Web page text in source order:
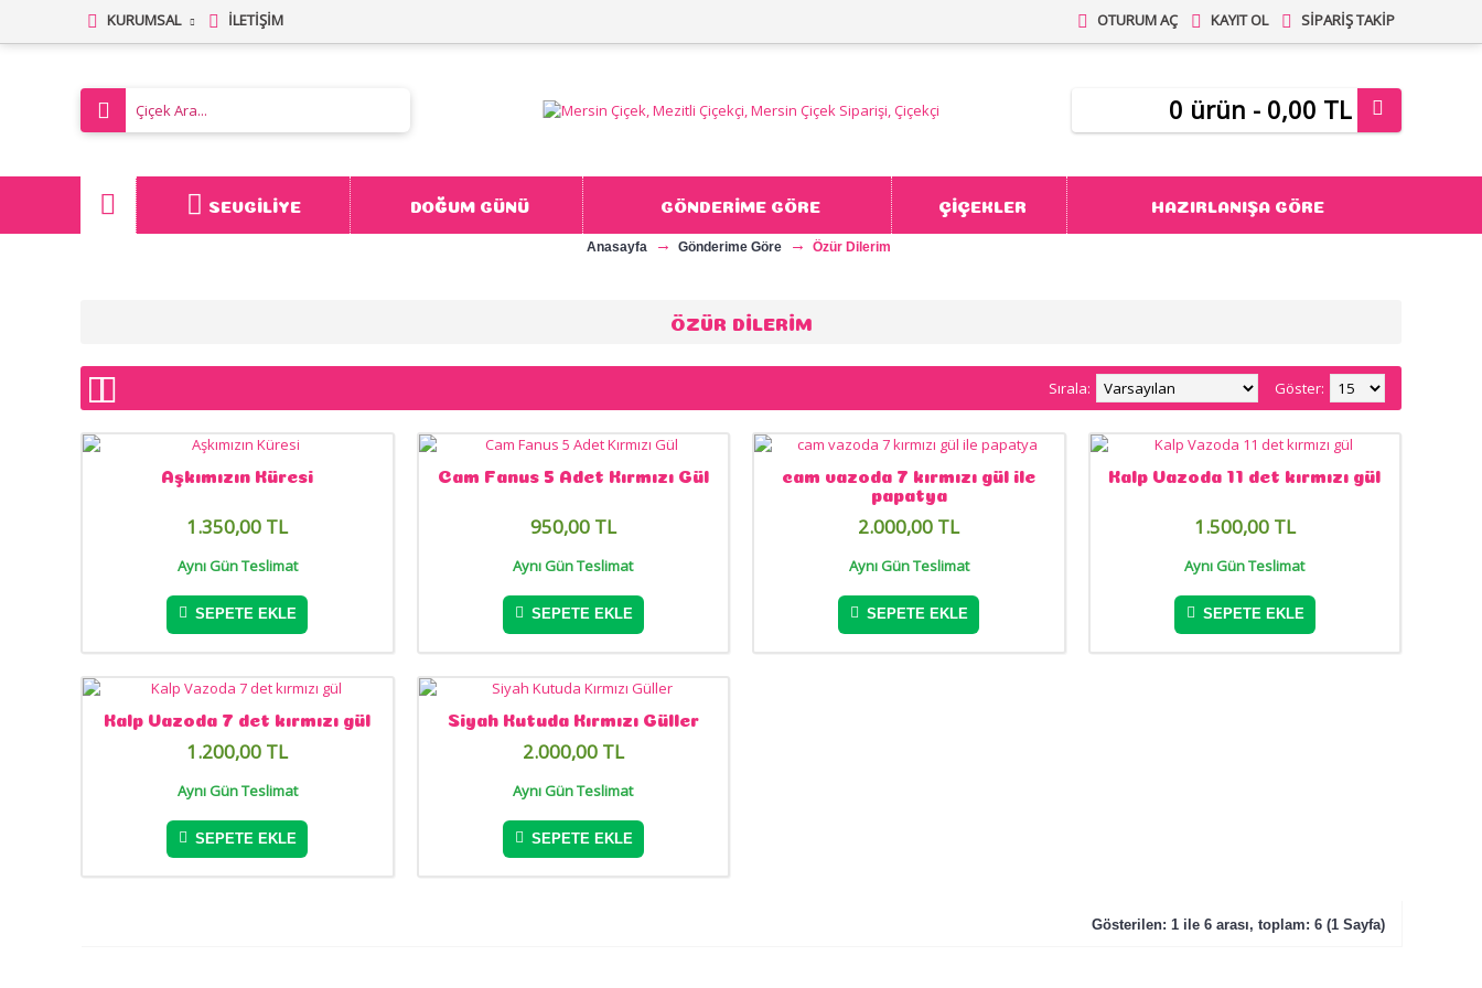
KURUMSAL İLETIŞIM OTURUM AÇ KAYIT OL SIPARIŞ TAKIP
0 ürün - 0,00 TL
SEVGILIYE DOĞUM GÜNÜ GÖNDERİME GÖRE ÇİÇEKLER HAZIRLANIŞA GÖRE
Anasayfa Gönderime Göre Özür Dilerim
ÖZÜR DILERIM
Göster:
Sırala:
Aşkımızın Küresi
1.350,00 TL
Aynı Gün Teslimat
SEPETE EKLE
Cam Fanus 5 Adet Kırmızı Gül
950,00 TL
Aynı Gün Teslimat
SEPETE EKLE
cam vazoda 7 kırmızı gül ile
papatya
2.000,00 TL
Aynı Gün Teslimat
SEPETE EKLE
Kalp Vazoda 11 det kırmızı gül
1.500,00 TL
Aynı Gün Teslimat
SEPETE EKLE
Kalp Vazoda 7 det kırmızı gül
1.200,00 TL
Aynı Gün Teslimat
SEPETE EKLE
Siyah Kutuda Kırmızı Güller
2.000,00 TL
Aynı Gün Teslimat
SEPETE EKLE
Gösterilen: 1 ile 6 arası, toplam: 6 (1 Sayfa)